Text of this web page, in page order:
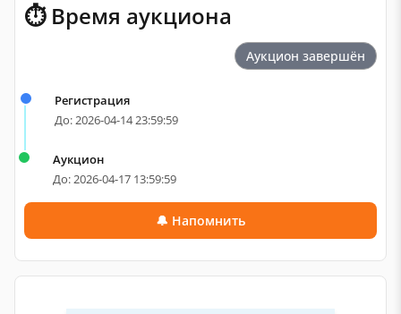
⏱ Время аукциона
Аукцион завершён
Регистрация
До: 2026-04-14 23:59:59
Аукцион
До: 2026-04-17 13:59:59
🔔 Напомнить